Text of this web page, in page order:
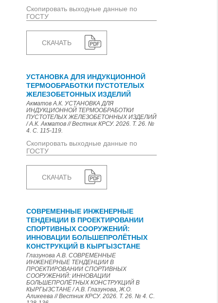
Скопировать выходные данные по
ГОСТУ
СКАЧАТЬ
УСТАНОВКА ДЛЯ ИНДУКЦИОННОЙ
ТЕРМООБРАБОТКИ ПУСТОТЕЛЫХ
ЖЕЛЕЗОБЕТОННЫХ ИЗДЕЛИЙ
Акматов А.К. УСТАНОВКА ДЛЯ
ИНДУКЦИОННОЙ ТЕРМООБРАБОТКИ
ПУСТОТЕЛЫХ ЖЕЛЕЗОБЕТОННЫХ ИЗДЕЛИЙ
/ А.К. Акматов // Вестник КРСУ. 2026. Т. 26. №
4. С. 115-119.
Скопировать выходные данные по
ГОСТУ
СКАЧАТЬ
СОВРЕМЕННЫЕ ИНЖЕНЕРНЫЕ
ТЕНДЕНЦИИ В ПРОЕКТИРОВАНИИ
СПОРТИВНЫХ СООРУЖЕНИЙ:
ИННОВАЦИИ БОЛЬШЕПРОЛЁТНЫХ
КОНСТРУКЦИЙ В КЫРГЫЗСТАНЕ
Глазунова А.В. СОВРЕМЕННЫЕ
ИНЖЕНЕРНЫЕ ТЕНДЕНЦИИ В
ПРОЕКТИРОВАНИИ СПОРТИВНЫХ
СООРУЖЕНИЙ: ИННОВАЦИИ
БОЛЬШЕПРОЛЁТНЫХ КОНСТРУКЦИЙ В
КЫРГЫЗСТАНЕ / А.В. Глазунова, Ж.О.
Аликеева // Вестник КРСУ. 2026. Т. 26. № 4. С.